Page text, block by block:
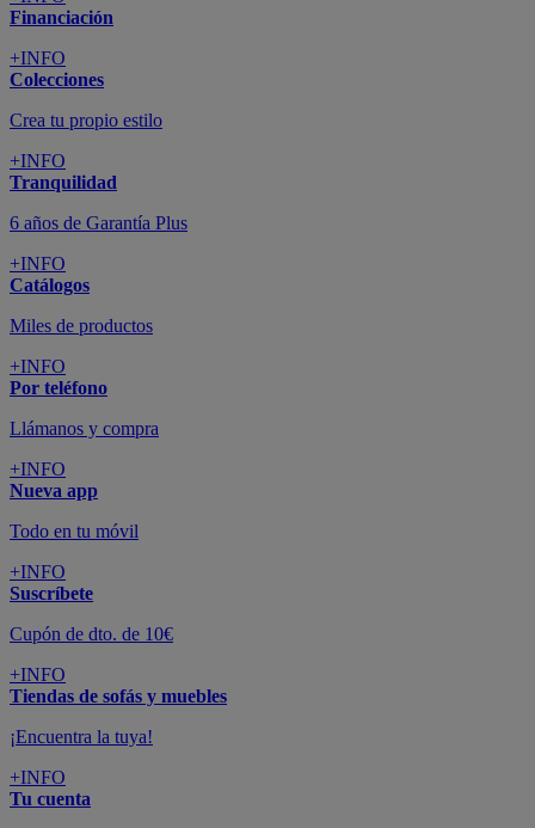
Financiación
+INFO
Colecciones
Crea tu propio estilo
+INFO
Tranquilidad
6 años de Garantía Plus
+INFO
Catálogos
Miles de productos
+INFO
Por teléfono
Llámanos y compra
+INFO
Nueva app
Todo en tu móvil
+INFO
Suscríbete
Cupón de dto. de 10€
+INFO
Tiendas de sofás y muebles
¡Encuentra la tuya!
+INFO
Tu cuenta